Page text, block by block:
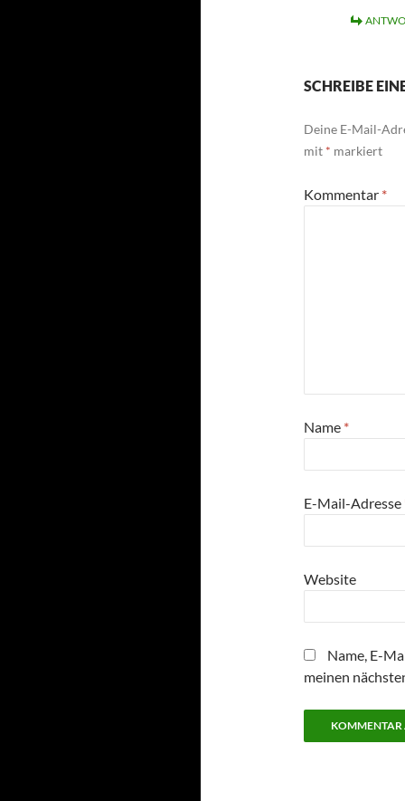
SCHREIBE
Deine E-Mail-
mit * markiert
Kommentar *
Name *
E-Mail-Adresse
Website
Name, E-
meinen